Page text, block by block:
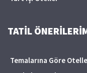
TATİL
Temalarına Göre